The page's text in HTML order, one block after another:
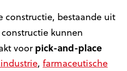
constructie, bestaande uit
kunnen
voor pick-and-place
, farmaceutische